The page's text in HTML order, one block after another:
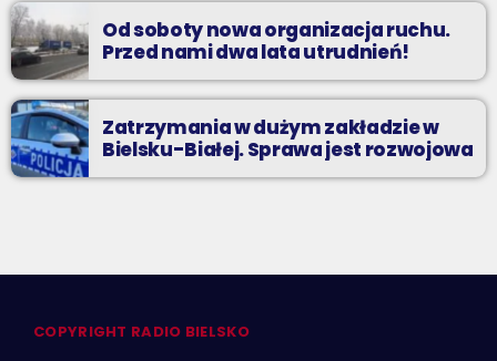
Od soboty nowa organizacja ruchu.
Przed nami dwa lata utrudnień!
Zatrzymania w dużym zakładzie w
Bielsku-Białej. Sprawa jest rozwojowa
COPYRIGHT RADIO BIELSKO